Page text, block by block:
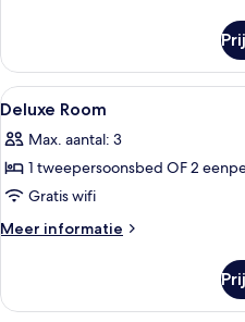
Room
Alle
foto's
voor
Deluxe
Room
laden
10
Deluxe Room
Max. aantal: 3
1 tweepersoonsbed OF 2
Gratis wifi
Meer informatie
Meer
Room